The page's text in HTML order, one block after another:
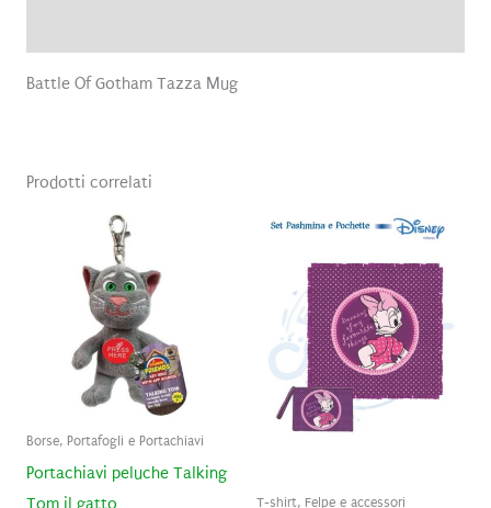
Battle Of Gotham Tazza Mug
Prodotti correlati
Borse, Portafogli e Portachiavi
Portachiavi peluche Talking
Tom il gatto
T-shirt, Felpe e accessori